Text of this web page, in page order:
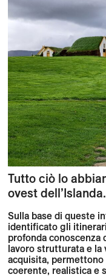
Tutto ciò lo
ovest dell’Islanda.
Sulla base di queste
identificato gli
profonda
lavoro strutturata e la
acquisita,
coerente, realistica e